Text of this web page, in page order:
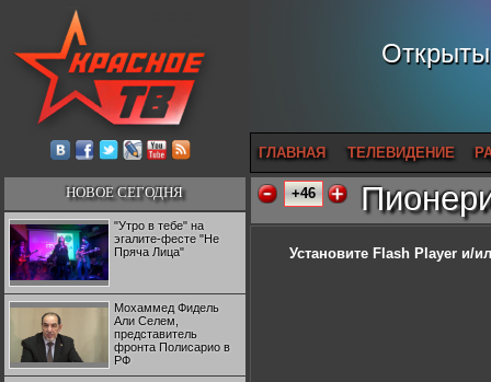
ГЛАВНАЯ ТЕЛЕВИДЕНИЕ
НОВОЕ СЕГОДНЯ
"Утро в тебе" на
эгалите-фесте "Не
Пряча Лица"
Мохаммед Фидель
Али Селем,
представитель
фронта Полисарио в
РФ
+46
Установите Flash Player и/